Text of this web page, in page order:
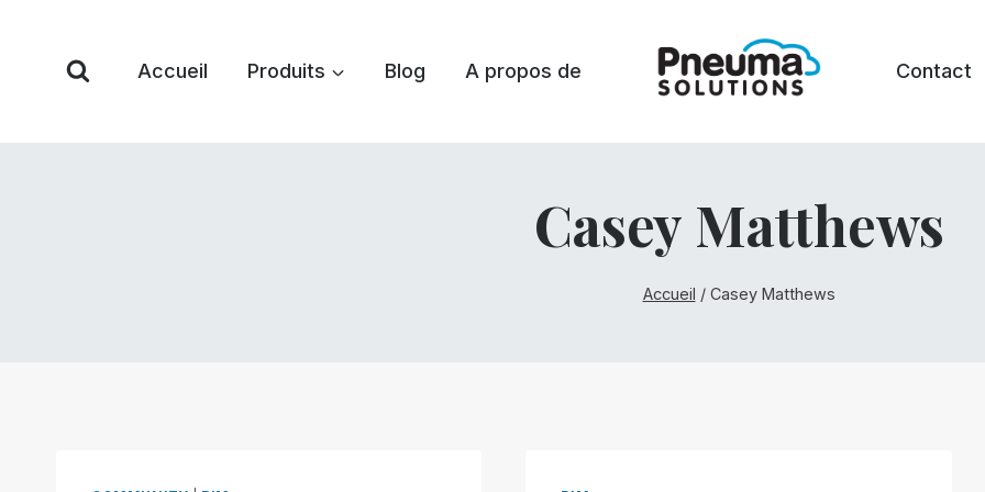
content
Accueil Produits Blog A propos de Contact
Casey Matthews
Accueil / Casey Matthews